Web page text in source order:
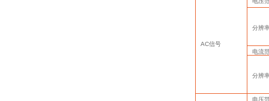
AC信号
分辨
电流
分辨
电压